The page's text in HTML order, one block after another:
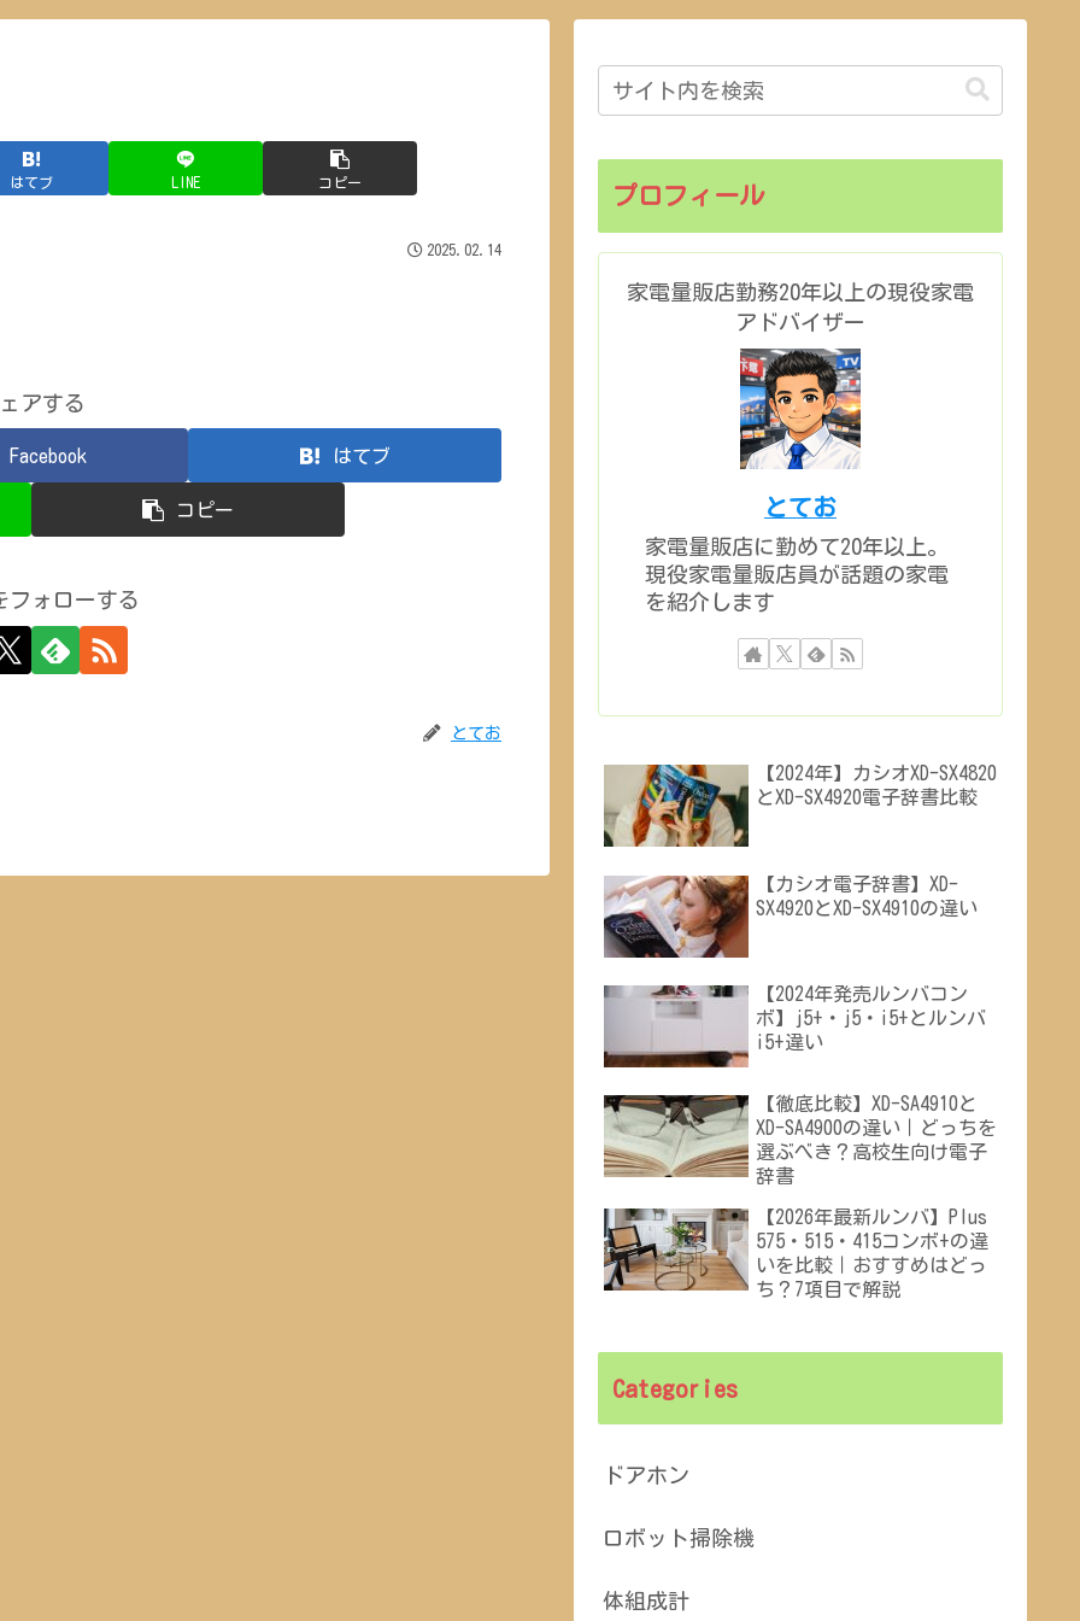
はてブ LINE コピー
2025.02.14
アする
Facebook はてブ
コピー
フォローする
とてお
プロフィール
家電量販店勤務20年以上の現役家電
アドバイザー
とてお
家電量販店に勤めて20年以上。
現役家電量販店員が話題の家電
を紹介します
【2024年】カシオXD-SX4820
とXD-SX4920電子辞書比較
【カシオ電子辞書】XD-
SX4920とXD-SX4910の違い
【2024年発売ルンバコン
ボ】j5+・j5・i5+とルンバ
i5+違い
【徹底比較】XD-SA4910と
XD-SA4900の違い｜どっちを
選ぶべき？高校生向け電子
辞書
【2026年最新ルンバ】Plus
575・515・415コンボ+の違
いを比較｜おすすめはどっ
ち？7項目で解説
Categories
ドアホン
ロボット掃除機
体組成計